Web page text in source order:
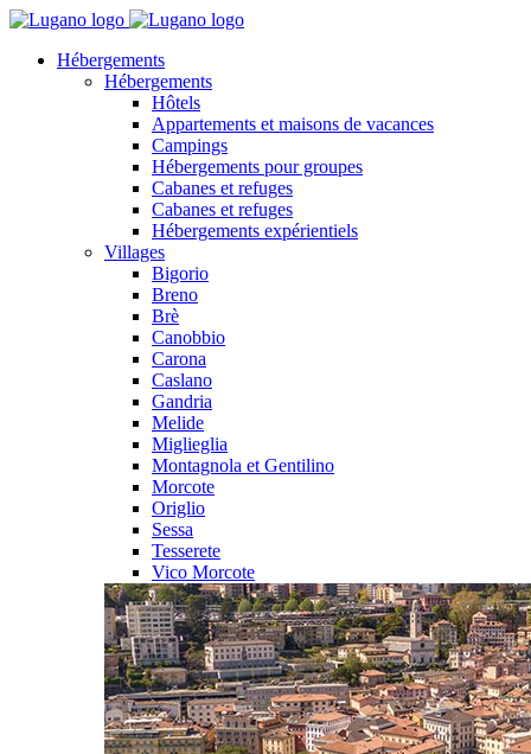
Hébergements
Hébergements
Hôtels
Appartements et maisons de vacances
Campings
Hébergements pour groupes
Cabanes et refuges
Cabanes et refuges
Hébergements expérientiels
Villages
Bigorio
Breno
Brè
Canobbio
Carona
Caslano
Gandria
Melide
Miglieglia
Montagnola et Gentilino
Morcote
Origlio
Sessa
Tesserete
Vico Morcote